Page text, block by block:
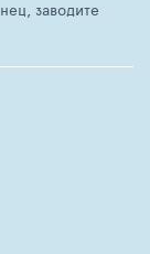
заводите